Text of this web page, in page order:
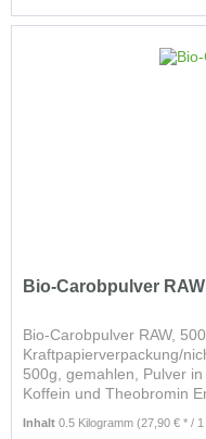
Bio-Carobpulver RAW
Bio-Carobpulver RAW,
Kraftpapierverpackung/
500g, gemahlen, Pulver
Koffein und Theobromin
Inhalt0.5 Kilogramm(27,90 € * /